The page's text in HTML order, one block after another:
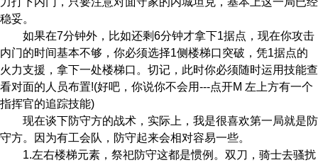
稳妥。
如果在7分钟外，比如还剩6分钟才拿下1据点，现在你攻击
内门的时间基本不够，你必须选择1侧楼梯口突破，凭1据点的
火力支援，拿下一处楼梯口。切记，此时你必须随时运用技能查
看对面的人员布置!(好吧，你说你不会用---点开M 左上方有一个
指挥官的追踪技能)
现在谈下防守方的战术，实际上，我是很喜欢第一局就是防
守方。因为有工会队，防守起来会相对容易一些。
1.左右楼梯元素，祭祀防守这都是惯例。双刀，骑士去骚扰